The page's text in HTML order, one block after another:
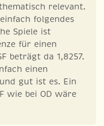
relevant.
folgendes
Spiele ist
für einen
beträgt da 1,8257.
einen
gut ist es. Ein
wie bei OD wäre